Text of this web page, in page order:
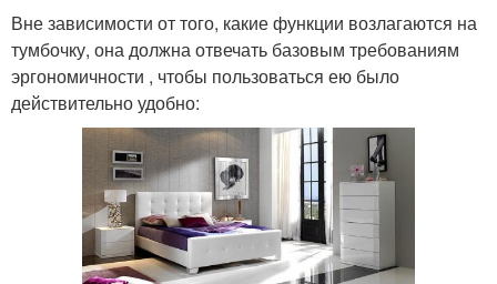
Вне зависимости от того, какие функции возлагаются на
тумбочку, она должна отвечать базовым требованиям
эргономичности , чтобы пользоваться ею было
действительно удобно: